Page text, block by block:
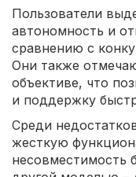
Пользователи
автономность и
сравнению с
Они также
объективе, что
и поддержку
Среди
жесткую
несовместимость